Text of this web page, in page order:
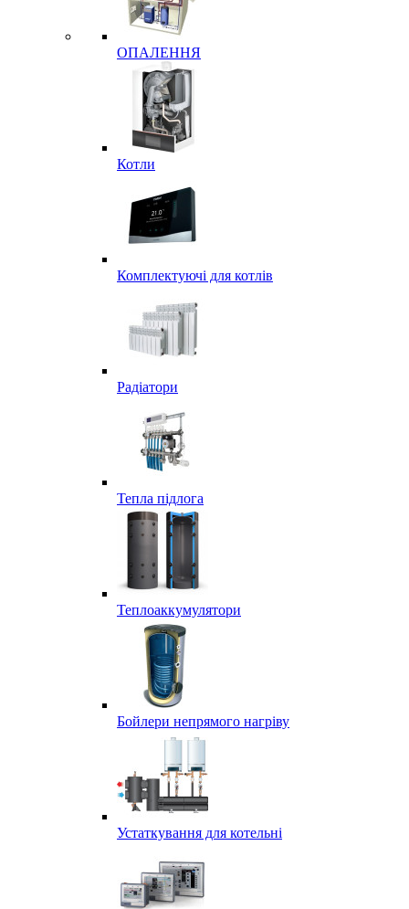
ОПАЛЕННЯ
Котли
Комплектуючі для котлів
Радіатори
Тепла підлога
Теплоаккумулятори
Бойлери непрямого нагріву
Устаткування для котельні